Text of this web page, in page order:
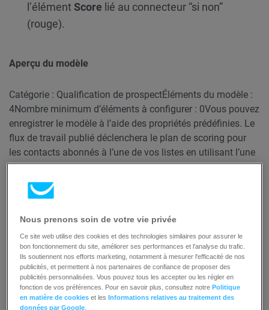
l’élément Score lié au connecteur “si non”
(rouge).
Aperçu du modèle
Catégorie : Qualification de prospectÉléments du modèle :
4Nombre minimum d’éléments à configurer : 0Vous pouvez
enregistrer le modèle à l’aide des propriétés prédéfinies. Le
flux de travail publié déclenchera le plan de scoring pour
les contacts abonnés à l’une de vos listes en utilisant l’une
des méthodes et en ouvrant l’une de vos newsletters.
Dans ce modèle, les éléments
plus sur cette option, consultez la rubrique
plusieurs fois des actions et des conditions spécifiques ?
Nous prenons soin de votre vie privée
Ce site web utilise des cookies et des technologies similaires pour assurer le
bon fonctionnement du site, améliorer ses performances et l'analyse du trafic.
Ils soutiennent nos efforts marketing, notamment à mesurer l'efficacité de nos
publicités, et permettent à nos partenaires de confiance de proposer des
publicités personnalisées. Vous pouvez tous les accepter ou les régler en
fonction de vos préférences. Pour en savoir plus, consultez notrePolitique
en matière de cookies et lesInformations relatives au traitement des
données par Google